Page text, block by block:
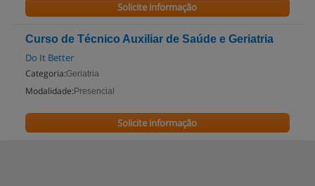
Solicite informação
Curso de Técnico Auxiliar de Saúde e Geriatria
Do It Better
Categoria:Geriatria
Modalidade: Presencial
Solicite informação